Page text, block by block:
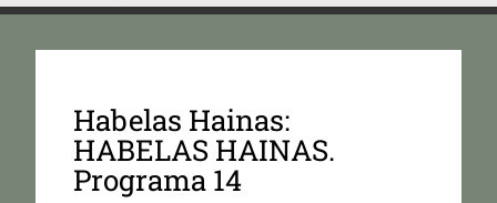
Habelas Hainas:
HABELAS HAINAS.
Programa 14